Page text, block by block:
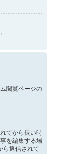
閲覧ページの
てから長い時
を編集する場
ら返信されて